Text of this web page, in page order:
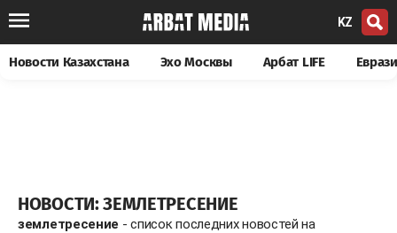
KZ
Новости Казахстана Эхо Москвы Арбат LIFE
НОВОСТИ: ЗЕМЛЕТРЕСЕНИЕ
землетресение - список последних новостей на